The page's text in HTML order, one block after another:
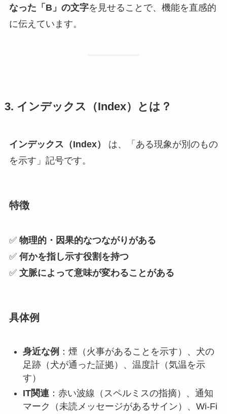
なった「B」の文字を見せることで、機能を直感的
に伝えています。
3. インデックス（Index）とは？
インデックス（Index）
は、「ある現象が別のもの
を示す」記号です。
特徴
✅ 物理的・因果的なつながりがある
✅ 何かを指し示す役割を持つ
✅ 文脈によって意味が変わることがある
具体例
身近な例 ：煙（火事があることを示す）、犬の
足跡（犬が通った証拠）、温度計（気温を示
す）
IT関連：赤い波線（スペルミスの指摘）、通知
マーク（未読メッセージがあるサイン）、Wi-Fi